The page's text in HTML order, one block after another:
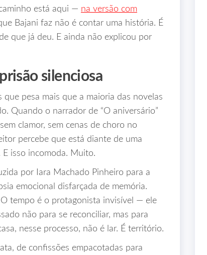
está aqui — na versão com
Bajani faz não é contar uma história. É
que já deu. E ainda não explicou por
silenciosa
pesa mais que a maioria das novelas
Quando o narrador de “O aniversário”
clamor, sem cenas de choro no
percebe que está diante de uma
isso incomoda. Muito.
por Iara Machado Pinheiro para a
emocional disfarçada de memória.
tempo é o protagonista invisível — ele
não para se reconciliar, mas para
nesse processo, não é lar. É território.
de confissões empacotadas para